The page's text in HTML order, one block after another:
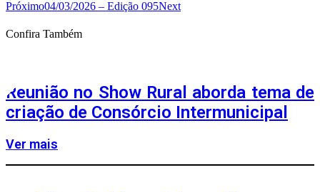
Próximo04/03/2026 – Edição 095Next
Confira Também
Reunião no Show Rural aborda tema de
criação de Consórcio Intermunicipal
Ver mais